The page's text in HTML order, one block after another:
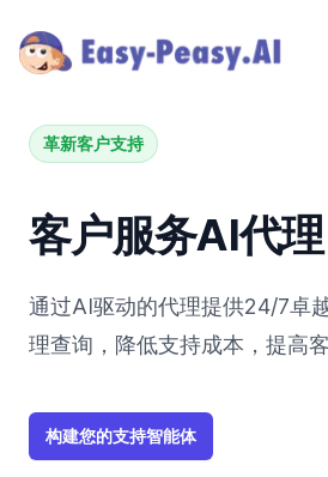
革新客户支持
客户服务AI代理
通过AI驱动的代理提供24/7卓
理查询，降低支持成本，提高客
构建您的支持智能体